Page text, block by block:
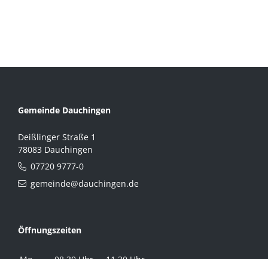
Gemeinde Dauchingen
Deißlinger Straße 1
78083 Dauchingen
07720 9777-0
gemeinde@dauchingen.de
Öffnungszeiten